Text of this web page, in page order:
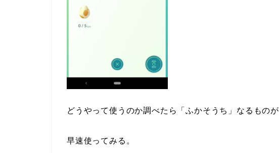
どうやって使うのか調べたら「ふかそうち」なるものが
早速使ってみる。